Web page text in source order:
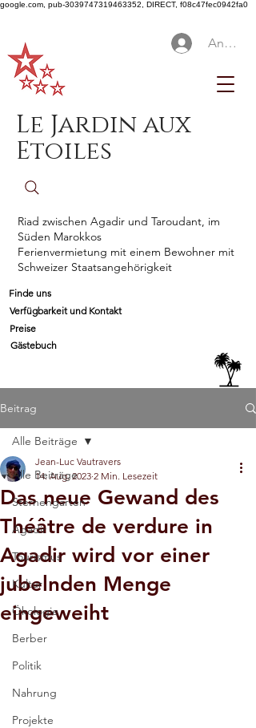
google.com, pub-3039747319463352, DIRECT, f08c47fec0942fa0
Le Jardin aux
Etoiles
Riad zwischen Agadir und Taroudant, im
Süden Marokkos
Ferienvermietung mit einem Bewohner mit
Schweizer Staatsangehörigkeit
Finde uns
Verfügbarkeit und Kontakt
Preise
Gästebuch
Beitrag
Alle Beiträge
Sternengarten
Agadir
Tourismus
Kultur
Ökologie
Berber
Politik
Nahrung
Projekte
Alle Beiträge
Das neue Gewand des
Théâtre de verdure in
Agadir wird vor einer
jubelnden Menge
eingeweiht
Jean-Luc Vautravers
14. Aug. 2023 2 Min. Lesezeit